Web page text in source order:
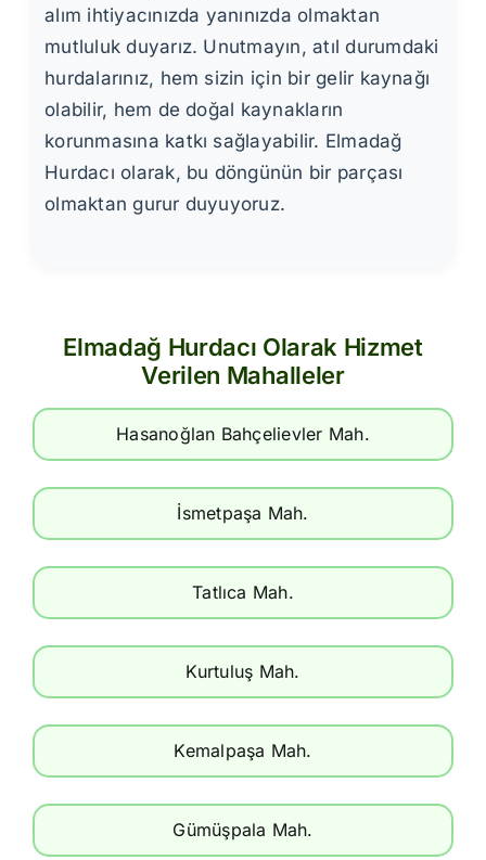
alım ihtiyacınızda yanınızda olmaktan
mutluluk duyarız. Unutmayın, atıl durumdaki
hurdalarınız, hem sizin için bir gelir kaynağı
olabilir, hem de doğal kaynakların
korunmasına katkı sağlayabilir. Elmadağ
Hurdacı olarak, bu döngünün bir parçası
olmaktan gurur duyuyoruz.
Elmadağ Hurdacı Olarak Hizmet
Verilen Mahalleler
Hasanoğlan Bahçelievler Mah.
İsmetpaşa Mah.
Tatlıca Mah.
Kurtuluş Mah.
Kemalpaşa Mah.
Gümüşpala Mah.